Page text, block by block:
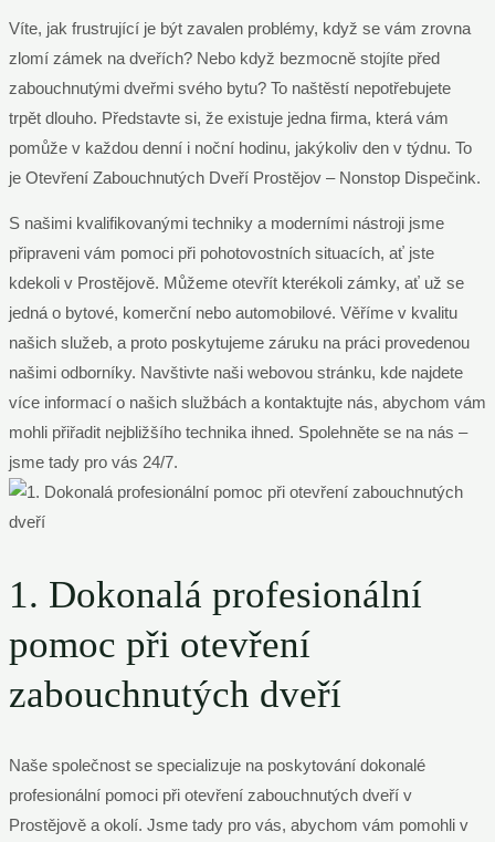
Víte, jak frustrující je být zavalen problémy, když se vám zrovna
zlomí zámek na dveřích? Nebo když bezmocně stojíte před
zabouchnutými dveřmi svého bytu? To naštěstí nepotřebujete
trpět dlouho. Představte si, že existuje jedna firma, která vám
pomůže v každou denní i noční hodinu, jakýkoliv den v týdnu. To
je Otevření Zabouchnutých Dveří Prostějov – Nonstop Dispečink.
S našimi kvalifikovanými techniky a moderními nástroji jsme
připraveni vám pomoci při pohotovostních situacích, ať jste
kdekoli v Prostějově. Můžeme otevřít kterékoli zámky, ať už se
jedná o bytové, komerční nebo automobilové. Věříme v kvalitu
našich služeb, a proto poskytujeme záruku na práci provedenou
našimi odborníky. Navštivte naši webovou stránku, kde najdete
více informací o našich službách a kontaktujte nás, abychom vám
mohli přiřadit nejbližšího technika ihned. Spolehněte se na nás –
jsme tady pro vás 24/7.
1. Dokonalá profesionální
pomoc při otevření
zabouchnutých dveří
Naše společnost se specializuje na poskytování dokonalé
profesionální pomoci při otevření zabouchnutých dveří v
Prostějově a okolí. Jsme tady pro vás, abychom vám pomohli v